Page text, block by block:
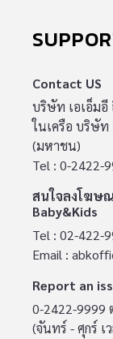
Contact US
บริษัท เอเอ็มอี
ในเครือ บริษัท
(มหาชน)
Tel : 0-2422-
สนใจลงโฆษ
Baby&Kids
Tel : 02-422-
Email :
Report an
0-2422-9999
(จันทร์ - ศุกร์ เ